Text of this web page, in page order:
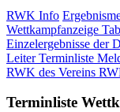
RWK Info
Wettkampfanzeige
Einzelergebnisse der
LeiterTerminliste
RWK des Vereins
Terminliste